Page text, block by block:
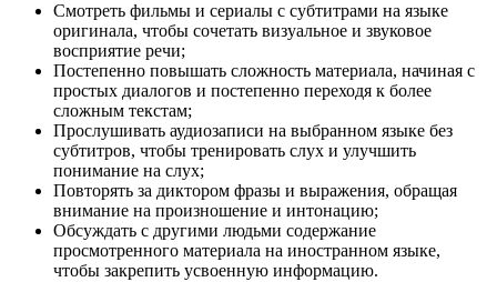
Смотреть фильмы и сериалы с субтитрами на языке
оригинала, чтобы сочетать визуальное и звуковое
восприятие речи;
Постепенно повышать сложность материала, начиная с
простых диалогов и постепенно переходя к более
сложным текстам;
Прослушивать аудиозаписи на выбранном языке без
субтитров, чтобы тренировать слух и улучшить
понимание на слух;
Повторять за диктором фразы и выражения, обращая
внимание на произношение и интонацию;
Обсуждать с другими людьми содержание
просмотренного материала на иностранном языке,
чтобы закрепить усвоенную информацию.